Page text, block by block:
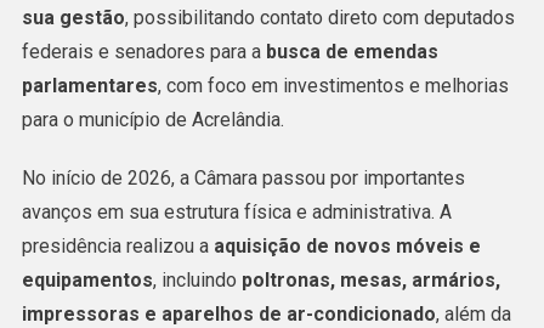
Em
Acrelândia
sua gestão, possibilitando contato direto com deputados
federais e senadores para a busca de emendas
parlamentares, com foco em investimentos e melhorias
para o município de Acrelândia.
No início de 2026, a Câmara passou por importantes
avanços em sua estrutura física e administrativa. A
presidência realizou a aquisição de novos móveis e
equipamentos, incluindo poltronas, mesas, armários,
impressoras e aparelhos de ar-condicionado, além da